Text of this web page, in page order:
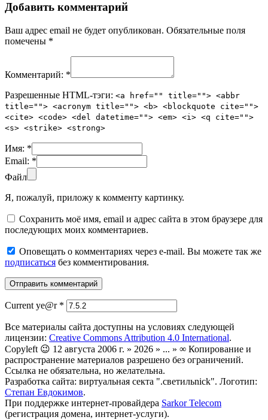
Добавить комментарий
Ваш адрес email не будет опубликован. Обязательные поля
помечены *
Комментарий: *
Разрешенные HTML-тэги: <a href="" title=""> <abbr
title=""> <acronym title=""> <b> <blockquote cite="">
<cite> <code> <del datetime=""> <em> <i> <q cite="">
<s> <strike> <strong>
Имя: *
Email: *
Файл
Я, пожалуй, приложу к комменту картинку.
Сохранить моё имя, email и адрес сайта в этом браузере для
последующих моих комментариев.
Оповещать о комментариях через e-mail. Вы можете так же
подписаться без комментирования.
Current ye@r *
Все материалы сайта доступны на условиях следующей
лицензии: Creative Commons Attribution 4.0 International.
Copyleft 😉 12 августа 2006 г. » 2026 » ... » ∞ Копирование и
распространение материалов разрешено без ограничений.
Ссылка не обязательна, но желательна.
Разработка сайта: виртуальная секта ".светильnick". Логотип:
Степан Евдокимов.
При поддержке интернет-провайдера Sarkor Telecom
(регистрация домена, интернет-услуги).